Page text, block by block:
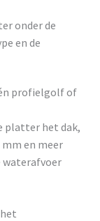
onder de
en de
profielgolf of
platter het dak,
en meer
waterafvoer